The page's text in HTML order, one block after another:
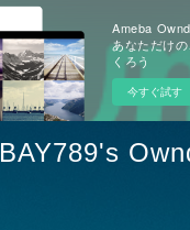
Ameba
あなただけ
くろう
今すぐ試す
BAY789's